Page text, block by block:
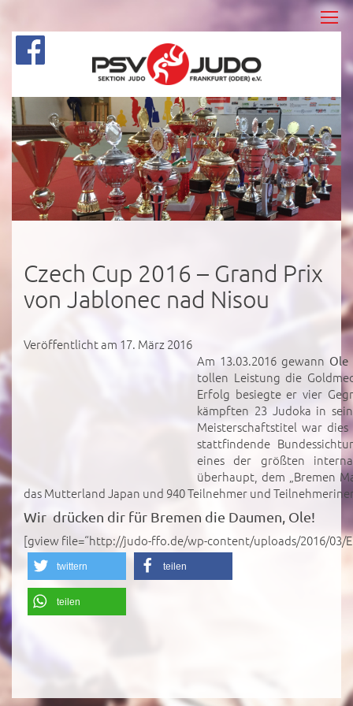
Czech Cup 2016 – Grand Prix
von Jablonec nad Nisou
Veröffentlicht am 17. März 2016
Am 13.03.2016 gewann Ole
tollen Leistung die
Erfolg besiegte er vier
kämpften 23 Judoka in
Meisterschaftstitel war
stattfindende
eines der größten
überhaupt, dem „Bremen
das Mutterland Japan und 940 Teilnehmer und
Wir drücken dir für Bremen die Daumen, Ole!
[gview file=“http://judo-ffo.de/wp-content/uploads/2016/03/
twittern teilen
teilen